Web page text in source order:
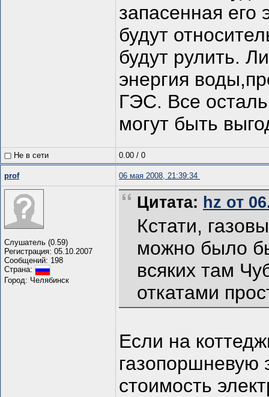
запасенная его
будут
будут рулить.
энергия
ГЭС. Все
могут быть
Не в сети 0.00 / 0
prof 06 мая 2008, 21:39:34
Слушатель (0.59)
Регистрация: 05.10.2007
Сообщений: 198
Страна:
Город: Челябинск
Цитата: hz от
Кстати,
можно было
всяких там
откатами
Если на
газопоршневую
стоимость